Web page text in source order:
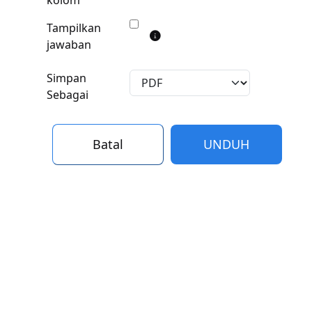
Tampilkan
jawaban
Simpan
Sebagai
Batal UNDUH